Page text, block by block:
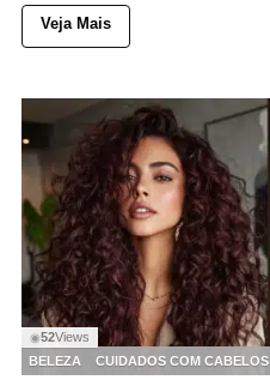
Veja Mais
◉52Views
BELEZA
CUIDADOS COM CABELOS